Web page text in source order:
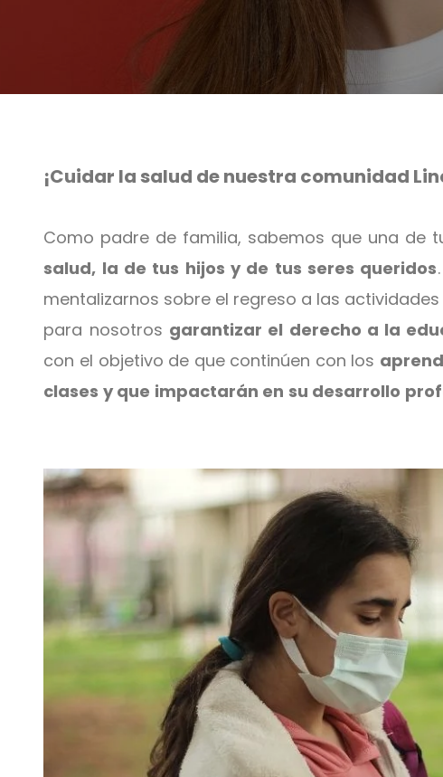
¡Cuidar la salud de nuestra comunidad
Como padre de familia, sabemos que una de
salud, la de tus hijos y de tus seres queridos
mentalizarnos sobre el regreso a las
para nosotros garantizar el derecho a la
con el objetivo de que continúen con los
clases y que impactarán en su desarrollo